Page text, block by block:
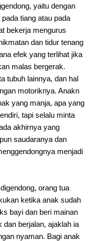
yaitu dengan
tiang atau pada
bekerja mengurus
dan tidur tenang
efek yang terlihat jika
malas bergerak.
tubuh lainnya, dan hal
motoriknya. Anakn
yang manja, apa yang
tapi selalu minta
akhirnya yang
saudaranya dan
menjadi
orang tua
ketika anak sudah
bayi dan beri mainan
berjalan, ajaklah ia
nyaman. Bagi anak